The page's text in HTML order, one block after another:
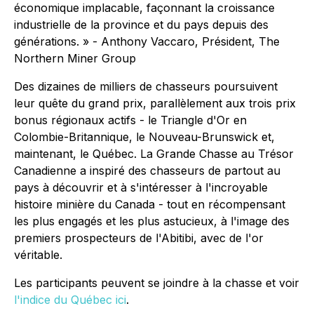
économique implacable, façonnant la croissance
industrielle de la province et du pays depuis des
générations. » - Anthony Vaccaro, Président, The
Northern Miner Group
Des dizaines de milliers de chasseurs poursuivent
leur quête du grand prix, parallèlement aux trois prix
bonus régionaux actifs - le Triangle d'Or en
Colombie-Britannique, le Nouveau-Brunswick et,
maintenant, le Québec. La Grande Chasse au Trésor
Canadienne a inspiré des chasseurs de partout au
pays à découvrir et à s'intéresser à l'incroyable
histoire minière du Canada - tout en récompensant
les plus engagés et les plus astucieux, à l'image des
premiers prospecteurs de l'Abitibi, avec de l'or
véritable.
Les participants peuvent se joindre à la chasse et voir
l'indice du Québec ici.